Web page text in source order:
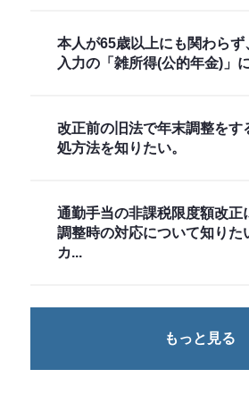
本人が65歳以上にも関わらず
入力の「雑所得(公的年金)」
改正前の旧法で年末調整をす
処方法を知りたい。
通勤手当の非課税限度額改正
調整時の対応について知りた
カ...
もっと見る